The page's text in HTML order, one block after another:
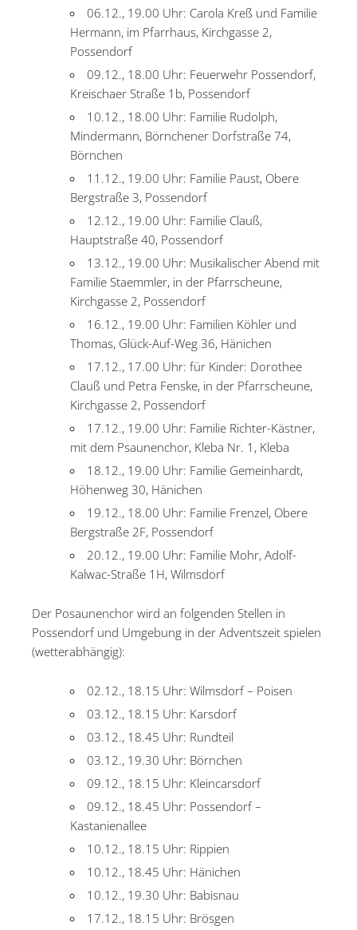
06.12., 19.00 Uhr: Carola Kreß und Familie
Hermann, im Pfarrhaus, Kirchgasse 2,
Possendorf
09.12., 18.00 Uhr: Feuerwehr Possendorf,
Kreischaer Straße 1b, Possendorf
10.12., 18.00 Uhr: Familie Rudolph,
Mindermann, Börnchener Dorfstraße 74,
Börnchen
11.12., 19.00 Uhr: Familie Paust, Obere
Bergstraße 3, Possendorf
12.12., 19.00 Uhr: Familie Clauß,
Hauptstraße 40, Possendorf
13.12., 19.00 Uhr: Musikalischer Abend mit
Familie Staemmler, in der Pfarrscheune,
Kirchgasse 2, Possendorf
16.12., 19.00 Uhr: Familien Köhler und
Thomas, Glück-Auf-Weg 36, Hänichen
17.12., 17.00 Uhr: für Kinder: Dorothee
Clauß und Petra Fenske, in der Pfarrscheune,
Kirchgasse 2, Possendorf
17.12., 19.00 Uhr: Familie Richter-Kästner,
mit dem Psaunenchor, Kleba Nr. 1, Kleba
18.12., 19.00 Uhr: Familie Gemeinhardt,
Höhenweg 30, Hänichen
19.12., 18.00 Uhr: Familie Frenzel, Obere
Bergstraße 2F, Possendorf
20.12., 19.00 Uhr: Familie Mohr, Adolf-
Kalwac-Straße 1H, Wilmsdorf
Der Posaunenchor wird an folgenden Stellen in
Possendorf und Umgebung in der Adventszeit spielen
(wetterabhängig):
02.12., 18.15 Uhr: Wilmsdorf – Poisen
03.12., 18.15 Uhr: Karsdorf
03.12., 18.45 Uhr: Rundteil
03.12., 19.30 Uhr: Börnchen
09.12., 18.15 Uhr: Kleincarsdorf
09.12., 18.45 Uhr: Possendorf –
Kastanienallee
10.12., 18.15 Uhr: Rippien
10.12., 18.45 Uhr: Hänichen
10.12., 19.30 Uhr: Babisnau
17.12., 18.15 Uhr: Brösgen